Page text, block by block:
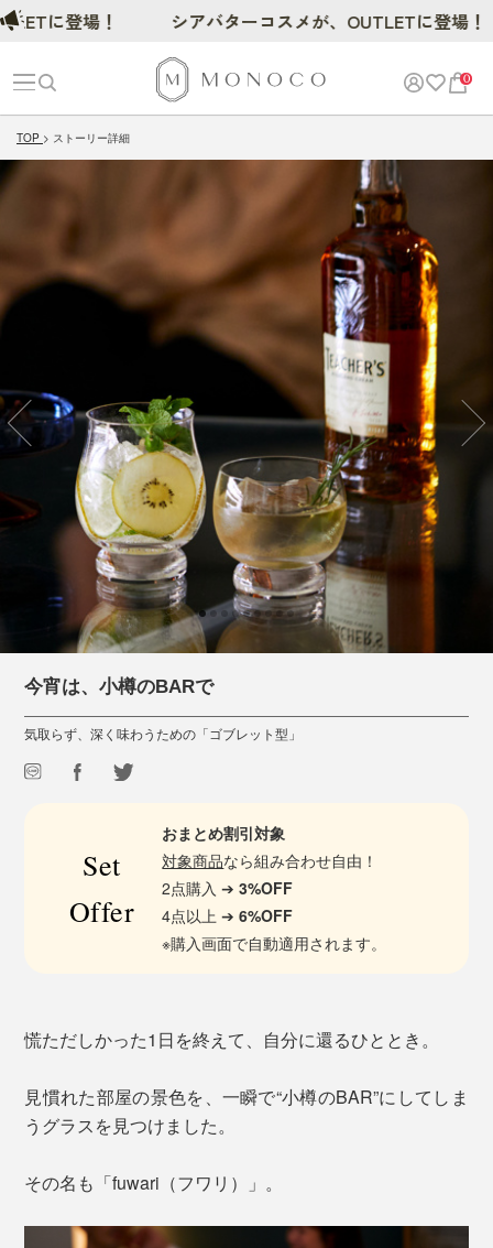
0
TOP ストーリー詳細
今宵は、小樽のBARで
気取らず、深く味わうための「ゴブレット型」
Set
Offer
おまとめ割引対象
対象商品なら組み合わせ自由！
2点購入 ➔3%OFF
4点以上 ➔6%OFF
※購入画面で自動適用されます。
慌ただしかった1日を終えて、自分に還るひととき。
見慣れた部屋の景色を、一瞬で“小樽のBAR”にしてしま
うグラスを見つけました。
その名も「fuwari（フワリ）」。
に登場！ シアバターコスメが、OUTLETに登場！